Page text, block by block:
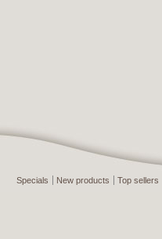
Specials New products Top sellers